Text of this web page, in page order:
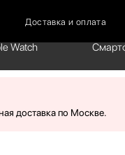
Доставка и оплата
Watch
доставка по Москве.